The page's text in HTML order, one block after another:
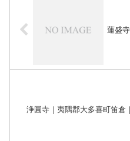
蓮盛
浄圓寺｜夷隅郡大多喜町笛倉